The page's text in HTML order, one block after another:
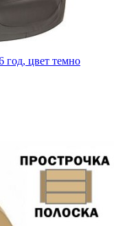
год, цвет темно